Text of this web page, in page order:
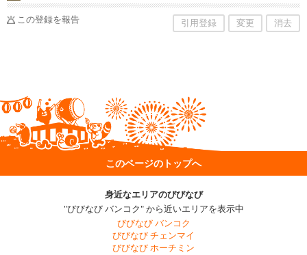
この登録を報告 引用登録 変更 消去
このページのトップへ
身近なエリアのびびなび
"びびなび バンコク" から近いエリアを表示中
びびなび バンコク
びびなび チェンマイ
びびなび ホーチミン